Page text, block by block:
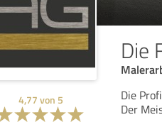
Die
4,77 von 5
Die
Der